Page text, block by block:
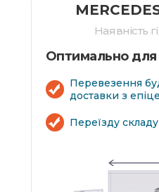
Наявність
Оптимально для
Перевезення
доставки з
Переїзду складу